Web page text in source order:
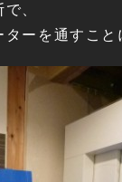
、
ターを通すこと